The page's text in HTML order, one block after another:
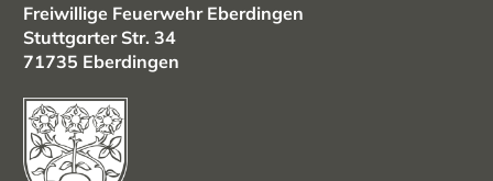
Freiwillige Feuerwehr Eberdingen
Stuttgarter Str. 34
71735 Eberdingen